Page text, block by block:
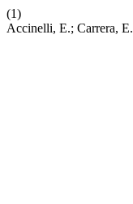
(1)
Accinelli, E.; Carrera,